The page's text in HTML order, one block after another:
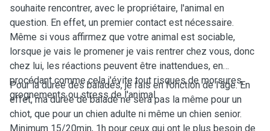
souhaite rencontrer, avec le propriétaire, l'animal en
question. En effet, un premier contact est nécessaire.
Même si vous affirmez que votre animal est sociable,
lorsque je vais le promener je vais rentrer chez vous, donc
chez lui, les réactions peuvent être inattendues, en
procédant comme cela j'évite tout risques de morsures,
grognements ou stress de l'animal.
Pour la durée des balades, je fais en fonction de l'âge. En
effet, ma durée de balade ne sera pas la même pour un
chiot, que pour un chien adulte ni même un chien senior.
Minimum 15/20min, 1h pour ceux qui ont le plus besoin de